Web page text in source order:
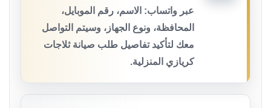
عبر واتساب: الاسم، رقم الموبايل،
المحافظة، ونوع الجهاز، وسيتم التواصل
معك لتأكيد تفاصيل طلب صيانة ثلاجات
كريازي المنزلية.